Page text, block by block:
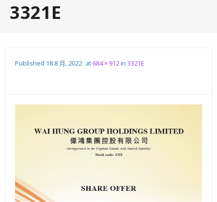
3321E
Published 18 8 月, 2022 at684 × 912in 3321E